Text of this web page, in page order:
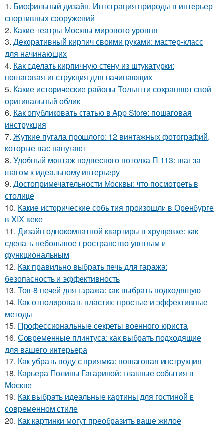
1. Биофильный дизайн. Интеграция природы в интерьер
спортивных сооружений
2. Какие театры Москвы мирового уровня
3. Декоративный кирпич своими руками: мастер-класс
для начинающих
4. Как сделать кирпичную стену из штукатурки:
пошаговая инструкция для начинающих
5. Какие исторические районы Тольятти сохраняют свой
оригинальный облик
6. Как опубликовать статью в App Store: пошаговая
инструкция
7. Жуткие пугала прошлого: 12 винтажных фотографий,
которые вас напугают
8. Удобный монтаж подвесного потолка П 113: шаг за
шагом к идеальному интерьеру
9. Достопримечательности Москвы: что посмотреть в
столице
10. Какие исторические события произошли в Оренбурге
в XIX веке
11. Дизайн однокомнатной квартиры в хрущевке: как
сделать небольшое пространство уютным и
функциональным
12. Как правильно выбрать печь для гаража:
безопасность и эффективность
13. Топ-8 печей для гаража: как выбрать подходящую
14. Как отполировать пластик: простые и эффективные
методы
15. Профессиональные секреты военного юриста
16. Современные плинтуса: как выбрать подходящие
для вашего интерьера
17. Как убрать воду с приямка: пошаговая инструкция
18. Карьера Полины Гагариной: главные события в
Москве
19. Как выбрать идеальные картины для гостиной в
современном стиле
20. Как картинки могут преобразить ваше жилое